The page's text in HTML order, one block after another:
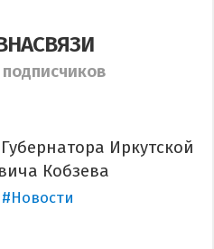
Иркутской
Кобзева
#Новости